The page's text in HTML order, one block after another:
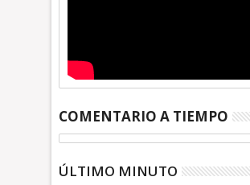
COMENTARIO A TIEMPO
ÚLTIMO MINUTO